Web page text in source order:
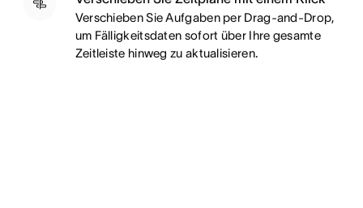
Verschieben Sie Aufgaben per Drag-and-Drop,
um Fälligkeitsdaten sofort über Ihre gesamte
Zeitleiste hinweg zu aktualisieren.